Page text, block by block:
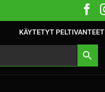
KÄYTETYT PELTIVANTEET